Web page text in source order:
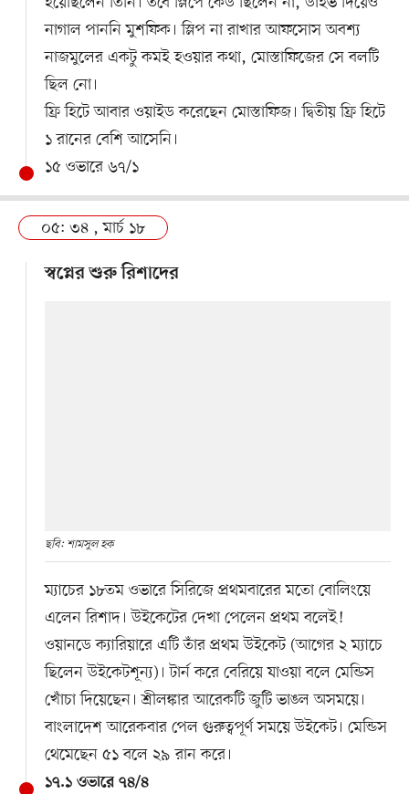
নাগাল পাননি মুশফিক। স্লিপ না রাখার আফসোস অবশ্য
নাজমুলের একটু কমই হওয়ার কথা, মোস্তাফিজের সে বলটি
ছিল নো।
ফ্রি হিটে আবার ওয়াইড করেছেন মোস্তাফিজ। দ্বিতীয় ফ্রি হিটে
১ রানের বেশি আসেনি।
১৫ ওভারে ৬৭/১
০৫: ৩৪ , মার্চ ১৮
স্বপ্নের শুরু রিশাদের
ছবি: শামসুল হক
ম্যাচের ১৮তম ওভারে সিরিজে প্রথমবারের মতো বোলিংয়ে
এলেন রিশাদ। উইকেটের দেখা পেলেন প্রথম বলেই!
ওয়ানডে ক্যারিয়ারে এটি তাঁর প্রথম উইকেট (আগের ২ ম্যাচে
ছিলেন উইকেটশূন্য)। টার্ন করে বেরিয়ে যাওয়া বলে মেন্ডিস
খোঁচা দিয়েছেন। শ্রীলঙ্কার আরেকটি জুটি ভাঙল অসময়ে।
বাংলাদেশ আরেকবার পেল গুরুত্বপূর্ণ সময়ে উইকেট। মেন্ডিস
থেমেছেন ৫১ বলে ২৯ রান করে।
১৭.১ ওভারে ৭৪/৪